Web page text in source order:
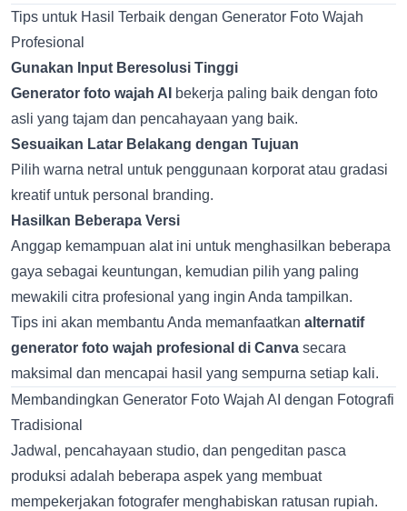
Tips untuk Hasil Terbaik dengan Generator Foto Wajah
Profesional
Gunakan Input Beresolusi Tinggi
Generator foto wajah AI
bekerja paling baik dengan foto
asli yang tajam dan pencahayaan yang baik.
Sesuaikan Latar Belakang dengan Tujuan
Pilih warna netral untuk penggunaan korporat atau gradasi
kreatif untuk personal branding.
Hasilkan Beberapa Versi
Anggap kemampuan alat ini untuk menghasilkan beberapa
gaya sebagai keuntungan, kemudian pilih yang paling
mewakili citra profesional yang ingin Anda tampilkan.
Tips ini akan membantu Anda memanfaatkan alternatif
generator foto wajah profesional di Canva secara
maksimal dan mencapai hasil yang sempurna setiap kali.
Membandingkan Generator Foto Wajah AI dengan Fotografi
Tradisional
Jadwal, pencahayaan studio, dan pengeditan pasca
produksi adalah beberapa aspek yang membuat
mempekerjakan fotografer menghabiskan ratusan rupiah.